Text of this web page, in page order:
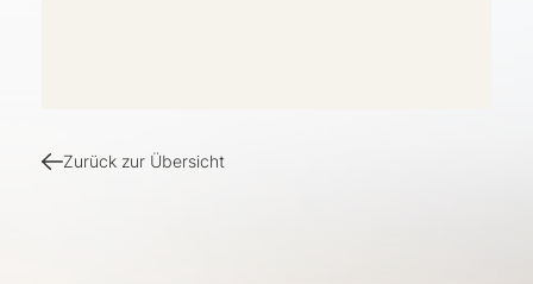
Zurück zur Übersicht